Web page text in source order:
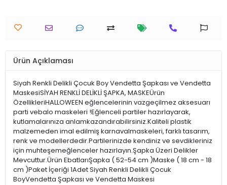
Ürün Açıklaması
Siyah Renkli Delikli Çocuk Boy Vendetta Şapkası ve Vendetta
MaskesiSİYAH RENKLİ DELİKLİ ŞAPKA, MASKEÜrün
ÖzellikleriHALLOWEEN eğlencelerinin vazgeçilmez aksesuarı
parti vebalo maskeleri !Eğlenceli partiler hazırlayarak,
kutlamalarınıza anlamkazandırabilirsiniz.Kaliteli plastik
malzemeden imal edilmiş karnavalmaskeleri, farklı tasarım,
renk ve modellerdedir.Partilerinizde kendiniz ve sevdikleriniz
için muhteşemeğlenceler hazırlayın.Şapka Üzeri Delikler
Mevcuttur.Ürün EbatlarıŞapka ( 52-54 cm )Maske ( 18 cm - 18
cm )Paket İçeriği 1Adet Siyah Renkli Delikli Çocuk
BoyVendetta Şapkası ve Vendetta Maskesi